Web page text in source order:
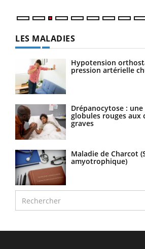
LES MALADIES
Hypotension
pression artérielle
Drépanocytose :
globules rouges aux
graves
Maladie de Charcot
amyotrophique)